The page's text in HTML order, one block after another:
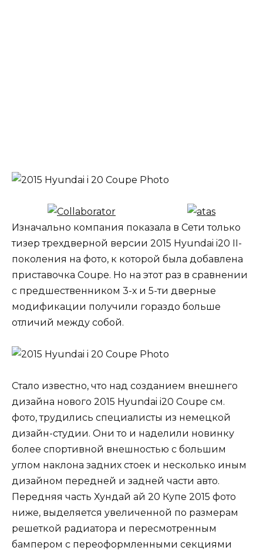
Изначально компания показала в Сети только
тизер трехдверной версии 2015 Hyundai i20 II-
поколения на фото, к которой была добавлена
приставочка Coupe. Но на этот раз в сравнении
с предшественником 3-х и 5-ти дверные
модификации получили гораздо больше
отличий между собой.
Стало известно, что над созданием внешнего
дизайна нового 2015 Hyundai i20 Coupe см.
фото, трудились специалисты из немецкой
дизайн-студии. Они то и наделили новинку
более спортивной внешностью с большим
углом наклона задних стоек и несколько иным
дизайном передней и задней части авто.
Передняя часть Хундай ай 20 Купе 2015 фото
ниже, выделяется увеличенной по размерам
решеткой радиатора и пересмотренным
бампером с переоформленными секциями